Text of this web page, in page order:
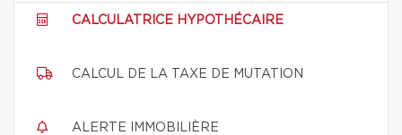
CALCULATRICE HYPOTHÉCAIRE
CALCUL DE LA TAXE DE MUTATION
ALERTE IMMOBILIÈRE